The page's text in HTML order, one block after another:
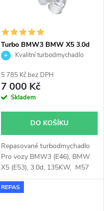
Turbo BMW3 BMW X5 3.0d
135KW Garrett 704361
Kvalitní turbodmychadlo
5 785 Kč bez DPH
7 000 Kč
Skladem
DO KOŠÍKU
Repasované turbodmychadlo
Pro vozy BMW3 (E46), BMW
X5 (E53), 3.0d, 135KW, M57
D30(306D1)
REPAS